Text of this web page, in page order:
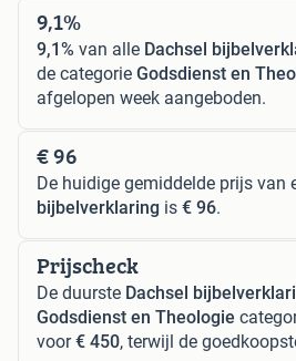
9,1%
9,1% van alle Dachsel
de categorie Godsdienst en
afgelopen week aangeboden.
€ 96
De huidige gemiddelde prijs van
bijbelverklaring is € 96.
Prijscheck
De duurste Dachsel
Godsdienst en Theologie
voor€ 450, terwijl de